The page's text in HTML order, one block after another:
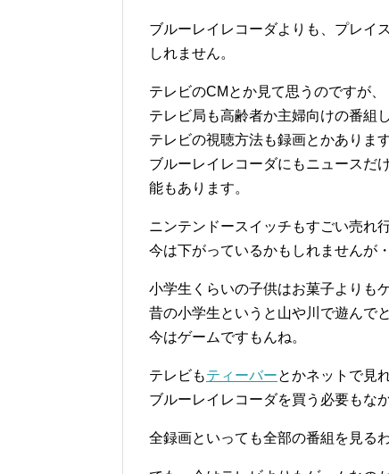
ブルーレイレコーダよりも、プレイ
しれません。
テレビのCMとか見て思うのですが、
テレビ局も高齢者か主婦向けの番組
テレビの視聴方法も録画とかあります
ブルーレイレコーダにもニュースだ
能もあります。
ニンテンドースイッチもすごい売れ
今は下がっているかもしれませんが
小学生くらいの子供はお菓子よりも
昔の小学生というと山や川で遊んで
今はゲームですもんね。
テレビもティーバーとかネットで見
ブルーレイレコーダを買う必要もな
全録画といっても全部の番組を見る